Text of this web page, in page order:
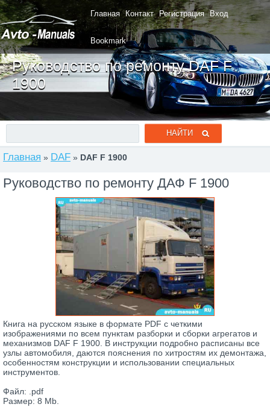
Главная Контакт Регистрация Вход
Bookmark
Руководство по ремонту DAF F
1900
Главная » DAF » DAF F 1900
Руководство по ремонту ДАФ F 1900
Книга на русском языке в формате PDF с четкими
изображениями по всем пунктам разборки и сборки агрегатов и
механизмов DAF F 1900. В инструкции подробно расписаны все
узлы автомобиля, даются пояснения по хитростям их демонтажа,
особенностям конструкции и использовании специальных
инструментов.
Файл: .pdf
Размер: 8 Mb.